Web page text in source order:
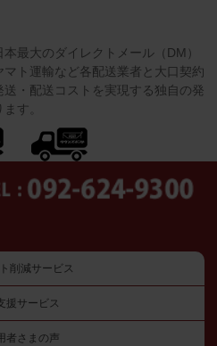
最大のダイレクトメール（DM）
ト運輸など各配送業者と大口契約
・配送コストを実現する独自の発
す。
削減サービス
援サービス
者さまの声